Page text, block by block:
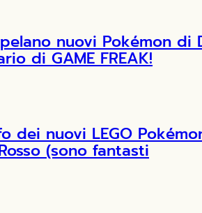
nuovi Pokémon
di GAME FREAK!
dei nuovi LEGO
(sono fantasti